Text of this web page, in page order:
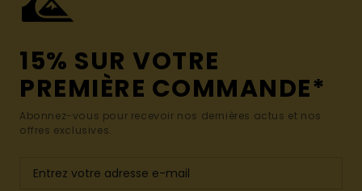
15% SUR VOTRE
PREMIÈRE COMMANDE*
Abonnez-vous pour recevoir nos dernières actus et nos
offres exclusives.